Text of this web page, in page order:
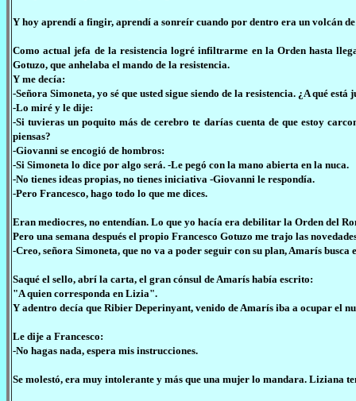
Y hoy aprendí a fingir, aprendí a sonreír cuando por dentro era un volcán
Como actual jefa de la resistencia logré infiltrarme en la Orden hasta
Gotuzo, que anhelaba el mando de la resistencia.
Y me decía:
-Señora Simoneta, yo sé que usted sigue siendo de la resistencia. ¿A qué
-Lo miré y le dije:
-Si tuvieras un poquito más de cerebro te darías cuenta de que estoy
piensas?
-Giovanni se encogió de hombros:
-Si Simoneta lo dice por algo será. -Le pegó con la mano abierta en la nuca.
-No tienes ideas propias, no tienes iniciativa -Giovanni le respondía.
-Pero Francesco, hago todo lo que me dices.
Eran mediocres, no entendían. Lo que yo hacía era debilitar la Orden del
Pero una semana después el propio Francesco Gotuzo me trajo las
-Creo, señora Simoneta, que no va a poder seguir con su plan, Amarís
Saqué el sello, abrí la carta, el gran cónsul de Amarís había escrito:
"A quien corresponda en Lizia".
Y adentro decía que Ribier Deperinyant, venido de Amarís iba a ocupar el
Le dije a Francesco:
-No hagas nada, espera mis instrucciones.
Se molestó, era muy intolerante y más que una mujer lo mandara. Liziana